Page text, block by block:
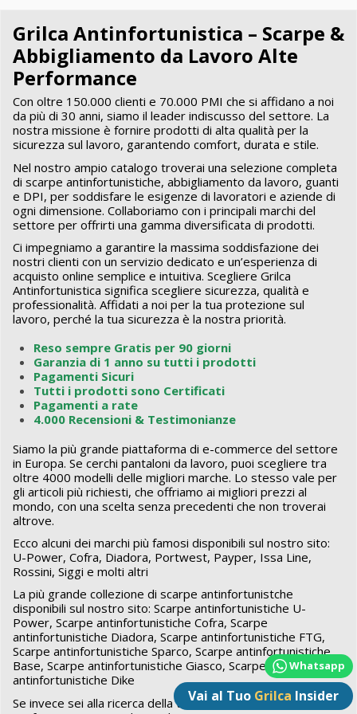
Grilca Antinfortunistica – Scarpe &
Abbigliamento da Lavoro Alte
Performance
Con oltre 150.000 clienti e 70.000 PMI che si affidano a noi
da più di 30 anni, siamo il leader indiscusso del settore. La
nostra missione è fornire prodotti di alta qualità per la
sicurezza sul lavoro, garantendo comfort, durata e stile.
Nel nostro ampio catalogo troverai una selezione completa
di scarpe antinfortunistiche, abbigliamento da lavoro, guanti
e DPI, per soddisfare le esigenze di lavoratori e aziende di
ogni dimensione. Collaboriamo con i principali marchi del
settore per offrirti una gamma diversificata di prodotti.
Ci impegniamo a garantire la massima soddisfazione dei
nostri clienti con un servizio dedicato e un’esperienza di
acquisto online semplice e intuitiva. Scegliere Grilca
Antinfortunistica significa scegliere sicurezza, qualità e
professionalità. Affidati a noi per la tua protezione sul
lavoro, perché la tua sicurezza è la nostra priorità.
Reso sempre Gratis per 90 giorni
Garanzia di 1 anno su tutti i prodotti
Pagamenti Sicuri
Tutti i prodotti sono Certificati
Pagamenti a rate
4.000 Recensioni & Testimonianze
Siamo la più grande piattaforma di e-commerce del settore
in Europa. Se cerchi pantaloni da lavoro, puoi scegliere tra
oltre 4000 modelli delle migliori marche. Lo stesso vale per
gli articoli più richiesti, che offriamo ai migliori prezzi al
mondo, con una scelta senza precedenti che non troverai
altrove.
Ecco alcuni dei marchi più famosi disponibili sul nostro sito:
U-Power, Cofra, Diadora, Portwest, Payper, Issa Line,
Rossini, Siggi e molti altri
La più grande collezione di scarpe antinfortunistche
disponibili sul nostro sito: Scarpe antinfortunistiche U-
Power, Scarpe antinfortunistiche Cofra, Scarpe
antinfortunistiche Diadora, Scarpe antinfortunistiche FTG,
Scarpe antinfortunistiche Sparco, Scarpe antinfortunistiche
Base, Scarpe antinfortunistiche Giasco, Scarpe
antinfortunistiche Dike
Se invece sei alla ricerca della tua nuova divisa ad alte
Whatsapp
Vai al Tuo Grilca Insider